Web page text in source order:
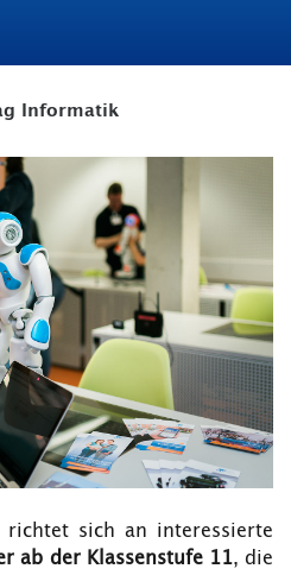
Informatik
richtet sich an interessierte
ab der Klassenstufe 11, die